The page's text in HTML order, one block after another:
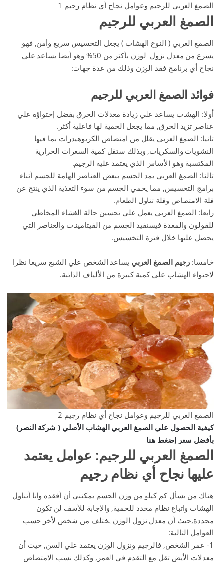
الصمغ العربي للرجيم وعوامل نجاح أي نظام رجيم 1
الصمغ العربي للرجيم
الصمغ العربي ( النوع الهشاب ) يجعل التخسيس سريع وأمن, فهو
يسرع من معدل نزول الوزن بأكثر من 50% وهو أيضا يساعد علي
نجاح أي برنامج فقد الوزن وذلك من عدة جهات:
فوائد الصمغ العربي للرجيم
أولا: الهشاب يساعد علي زيادة معدلات الحرق بفضل إحتواؤه علي
عناصر تزيد الحرق, مما يجعل الحمية لها فاعلية أكثر.
ثانيا: الصمغ العربي يقلل من امتصاص الكربوهيدرات بما فيها
النشويات والسكريات, وبذلك ستقل كمية السعرات الحرارية
المكتسبة وهو الأساس الذي يعتمد عليه الرجيم.
ثالثا: الصمغ العربي يمد الجسم ببعض العناصر الهامة للجسم أثناء
برامج التخسيس, مما يحمي الجسم من سوء التغذية الذي ينتج عن
قلة الامتصاص وقلة تناول الطعام.
رابعا: الصمغ العربي يعمل علي تحسين حالة الغشاء المخاطي
للقولون والمعدة فيستفيد الجسم من الفيتامينات والعناصر التي
يحصل عليها خلال فترة التخسيس.
خامسا: رجيم الصمغ العربي يساعد الشخص علي الشبع سريعا نظرا
لاحتواء الهشاب علي كمية كبيرة من الألياف الذائبة.
الصمغ العربي للرجيم وعوامل نجاح أي نظام رجيم 2
كيفية الحصول علي الصمغ العربي الهشاب الأصلي ( شركة النصر)
بأفضل سعر إضغط هنا
الصمغ العربي للرجيم: عوامل يعتمد
عليها نجاح أي نظام رجيم
هناك من يسأل كم كيلو من وزن الجسم يمكنني أن أفقده وأنا أتناول
الهشاب واتباع نظام محدد للحمية, والإجابة للأسف لن تكون
محددة,حيث أن معدل نزول الوزن يختلف من شخص لأخر حسب
العوامل التالية:
1- عمر الشخص, فالرجيم ونزول الوزن يعتمد علي السن, حيث أن
معدلات الأيض تقل مع التقدم في العمر, وكذلك نسب الامتصاص